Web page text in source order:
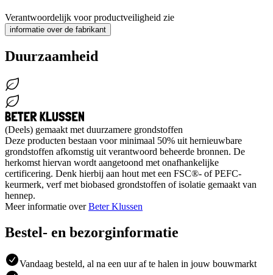
Verantwoordelijk voor productveiligheid zie
informatie over de fabrikant
Duurzaamheid
(Deels) gemaakt met duurzamere grondstoffen
Deze producten bestaan voor minimaal 50% uit hernieuwbare
grondstoffen afkomstig uit verantwoord beheerde bronnen. De
herkomst hiervan wordt aangetoond met onafhankelijke
certificering. Denk hierbij aan hout met een FSC®- of PEFC-
keurmerk, verf met biobased grondstoffen of isolatie gemaakt van
hennep.
Meer informatie overBeter Klussen
Bestel- en bezorginformatie
Vandaag besteld, al na een uur af te halen in jouw bouwmarkt